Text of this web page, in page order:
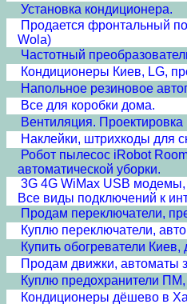
Установка кондиционера.
Продается фронтальный
Wola)
Частотный
Кондиционеры Киев, LG,
Напольное резиновое
Все для коробки дома.
Вентиляция.
Наклейки, штрихкоды для
Робот пылесос iRobot
автоматической уборки.
3G 4G WiMax USB
Все виды подключений к
Продам переключатели,
Куплю переключатели,
Купить обогреватели Киев,
Продам движки, автоматы
Куплю предохранители
Кондиционеры дёшево в